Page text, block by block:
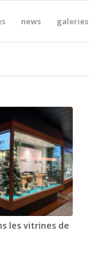
news galeries
les vitrines de